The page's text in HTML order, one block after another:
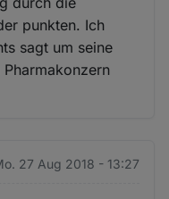
punkten. Ich
sagt um seine
27 Aug 2018 - 13:27